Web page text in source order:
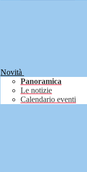
Novità
Panoramica
Le notizie
Calendario eventi